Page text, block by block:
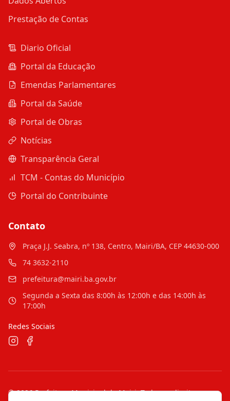
Prestação de Contas
Diario Oficial
Portal da Educação
Emendas Parlamentares
Portal da Saúde
Portal de Obras
Notícias
Transparência Geral
TCM - Contas do Município
Portal do Contribuinte
Contato
Praça J.J. Seabra, nº 138, Centro, Mairi/BA, CEP 44630-000
74 3632-2110
prefeitura@mairi.ba.gov.br
Segunda a Sexta das 8:00h às 12:00h e das 14:00h às
17:00h
Redes Sociais
©2026 Prefeitura Municipal de Mairi. Todos os direitos